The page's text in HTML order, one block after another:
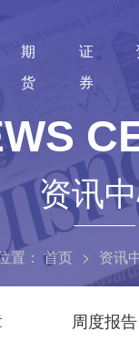
期
货
证
券
资讯
置： 首页 > 资讯
周度报告